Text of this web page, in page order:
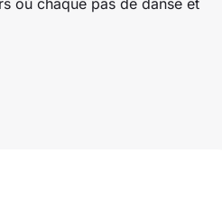
où chaque pas de danse et